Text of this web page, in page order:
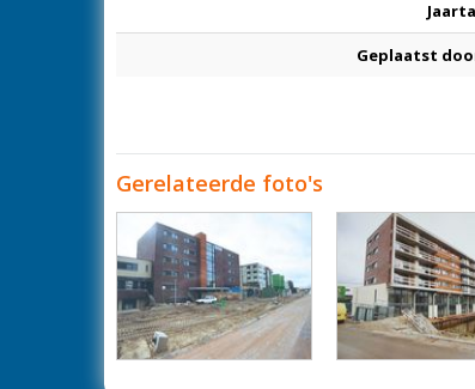
Geplaatst
Gerelateerde foto's